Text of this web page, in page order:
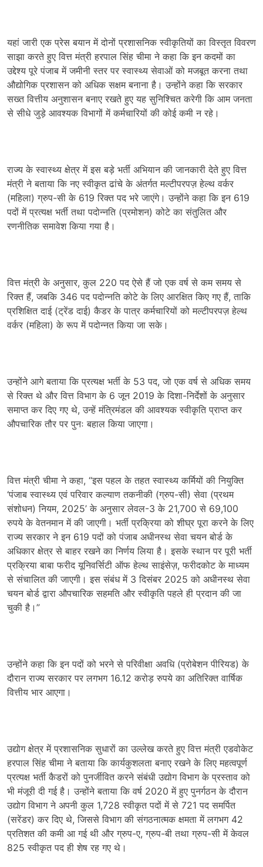
यहां जारी एक प्रेस बयान में दोनों प्रशासनिक स्वीकृतियों का विस्तृत विवरण
साझा करते हुए वित्त मंत्री हरपाल सिंह चीमा ने कहा कि इन कदमों का
उद्देश्य पूरे पंजाब में जमीनी स्तर पर स्वास्थ्य सेवाओं को मजबूत करना तथा
औद्योगिक प्रशासन को अधिक सक्षम बनाना है। उन्होंने कहा कि सरकार
सख्त वित्तीय अनुशासन बनाए रखते हुए यह सुनिश्चित करेगी कि आम जनता
से सीधे जुड़े आवश्यक विभागों में कर्मचारियों की कोई कमी न रहे।
राज्य के स्वास्थ्य क्षेत्र में इस बड़े भर्ती अभियान की जानकारी देते हुए वित्त
मंत्री ने बताया कि नए स्वीकृत ढांचे के अंतर्गत मल्टीपरपज़ हेल्थ वर्कर
(महिला) ग्रुप-सी के 619 रिक्त पद भरे जाएंगे। उन्होंने कहा कि इन 619
पदों में प्रत्यक्ष भर्ती तथा पदोन्नति (प्रमोशन) कोटे का संतुलित और
रणनीतिक समावेश किया गया है।
वित्त मंत्री के अनुसार, कुल 220 पद ऐसे हैं जो एक वर्ष से कम समय से
रिक्त हैं, जबकि 346 पद पदोन्नति कोटे के लिए आरक्षित किए गए हैं, ताकि
प्रशिक्षित दाई (ट्रेंड दाई) कैडर के पात्र कर्मचारियों को मल्टीपरपज़ हेल्थ
वर्कर (महिला) के रूप में पदोन्नत किया जा सके।
उन्होंने आगे बताया कि प्रत्यक्ष भर्ती के 53 पद, जो एक वर्ष से अधिक समय
से रिक्त थे और वित्त विभाग के 6 जून 2019 के दिशा-निर्देशों के अनुसार
समाप्त कर दिए गए थे, उन्हें मंत्रिमंडल की आवश्यक स्वीकृति प्राप्त कर
औपचारिक तौर पर पुनः बहाल किया जाएगा।
वित्त मंत्री चीमा ने कहा, “इस पहल के तहत स्वास्थ्य कर्मियों की नियुक्ति
‘पंजाब स्वास्थ्य एवं परिवार कल्याण तकनीकी (ग्रुप-सी) सेवा (प्रथम
संशोधन) नियम, 2025’ के अनुसार लेवल-3 के 21,700 से 69,100
रुपये के वेतनमान में की जाएगी। भर्ती प्रक्रिया को शीघ्र पूरा करने के लिए
राज्य सरकार ने इन 619 पदों को पंजाब अधीनस्थ सेवा चयन बोर्ड के
अधिकार क्षेत्र से बाहर रखने का निर्णय लिया है। इसके स्थान पर पूरी भर्ती
प्रक्रिया बाबा फरीद यूनिवर्सिटी ऑफ हेल्थ साइंसेज़, फरीदकोट के माध्यम
से संचालित की जाएगी। इस संबंध में 3 दिसंबर 2025 को अधीनस्थ सेवा
चयन बोर्ड द्वारा औपचारिक सहमति और स्वीकृति पहले ही प्रदान की जा
चुकी है।”
उन्होंने कहा कि इन पदों को भरने से परिवीक्षा अवधि (प्रोबेशन पीरियड) के
दौरान राज्य सरकार पर लगभग 16.12 करोड़ रुपये का अतिरिक्त वार्षिक
वित्तीय भार आएगा।
उद्योग क्षेत्र में प्रशासनिक सुधारों का उल्लेख करते हुए वित्त मंत्री एडवोकेट
हरपाल सिंह चीमा ने बताया कि कार्यकुशलता बनाए रखने के लिए महत्वपूर्ण
प्रत्यक्ष भर्ती कैडरों को पुनर्जीवित करने संबंधी उद्योग विभाग के प्रस्ताव को
भी मंजूरी दी गई है। उन्होंने बताया कि वर्ष 2020 में हुए पुनर्गठन के दौरान
उद्योग विभाग ने अपनी कुल 1,728 स्वीकृत पदों में से 721 पद समर्पित
(सरेंडर) कर दिए थे, जिससे विभाग की संगठनात्मक क्षमता में लगभग 42
प्रतिशत की कमी आ गई थी और ग्रुप-ए, ग्रुप-बी तथा ग्रुप-सी में केवल
825 स्वीकृत पद ही शेष रह गए थे।